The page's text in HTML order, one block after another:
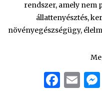
rendszer, amely nem
állattenyésztés,
növényegészségügy,